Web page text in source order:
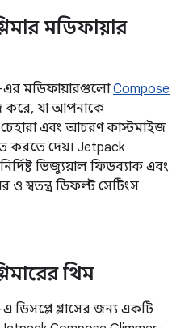
মডিফায়ার
এর মডিফায়ারগুলোCompose
যা আপনাকে
এবং আচরণ কাস্টমাইজ
করতে দেয়। Jetpack
ভিজ্যুয়াল ফিডব্যাক এবং
ও স্বতন্ত্র ডিফল্ট সেটিংস
থিম
ডিসপ্লে গ্লাসের জন্য একটি